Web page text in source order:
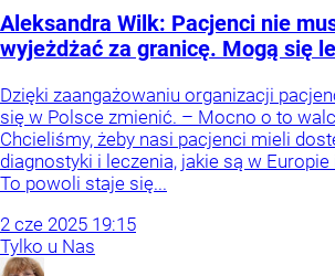
Aleksandra Wilk: Pacjenci nie
wyjeżdżać za granicę. Mogą się
Dzięki zaangażowaniu organizacji
się w Polsce zmienić. – Mocno o to
Chcieliśmy, żeby nasi pacjenci mieli
diagnostyki i leczenia, jakie są w
To powoli staje się...
2 cze 2025 19:15
Tylko u Nas